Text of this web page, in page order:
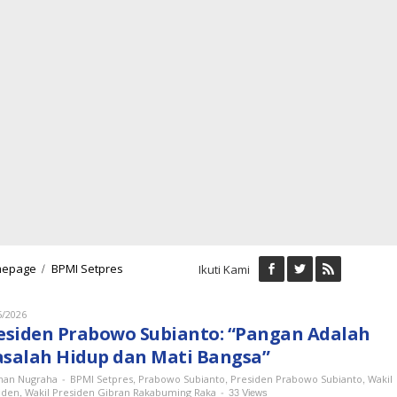
/ BPMI Setpres
Adalah
Masalah
Hidup
dan
Ikuti Kami
2026Oleh
Lukman
NugrahaPrabowo Subianto: “Pangan Adalah
Hidup dan Mati Bangsa”
Nugraha - BPMI Setpres, Prabowo Subianto, Presiden Prabowo Subianto, Wakil
, Wakil Presiden Gibran Rakabuming Raka - 33 Views